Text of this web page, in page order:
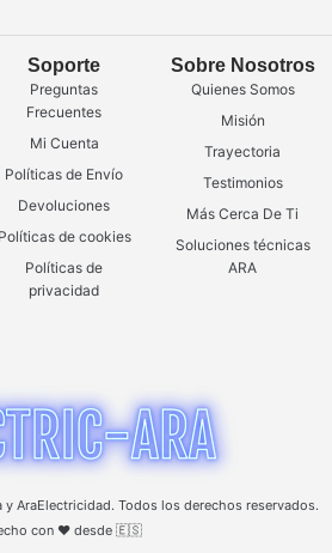
Soporte
Preguntas
Frecuentes
Mi Cuenta
Políticas de Envío
Devoluciones
Políticas de cookies
Políticas de
privacidad
Sobre Nosotros
Quienes Somos
Misión
Trayectoria
Testimonios
Más Cerca De Ti
Soluciones técnicas
ARA
AraElectricidad. Todos los derechos reservados.
con ❤️ desde 🇪🇸